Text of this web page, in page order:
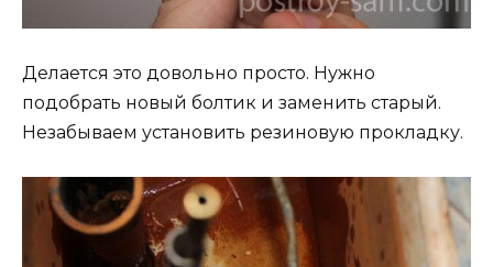
Делается это довольно просто. Нужно
подобрать новый болтик и заменить старый.
Незабываем установить резиновую прокладку.